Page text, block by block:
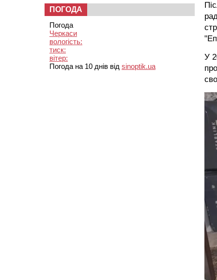
У
ПОГОДА
Погода
Черкаси
вологість:
тиск:
вітер:
Погода на 10 днів від sinoptik.ua